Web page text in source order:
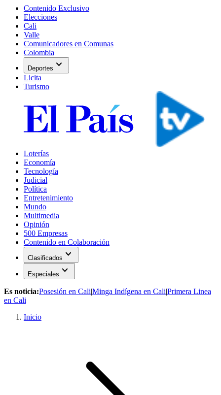
Contenido Exclusivo
Elecciones
Cali
Valle
Comunicadores en Comunas
Colombia
Deportes expand_more
Licita
Turismo
Loterías
Economía
Tecnología
Judicial
Política
Entretenimiento
Mundo
Multimedia
Opinión
500 Empresas
Contenido en Colaboración
Clasificados expand_more
Especiales expand_more
Es noticia:Posesión en Cali|Minga Indígena en Cali|Primera Linea
en Cali
Inicio